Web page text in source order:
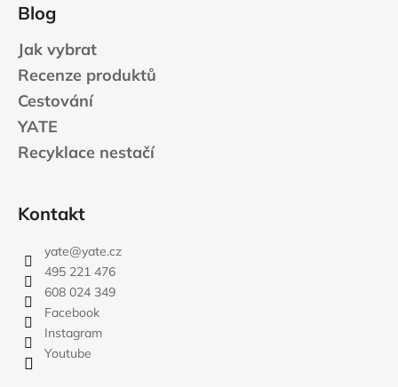
Blog
Jak vybrat
Recenze produktů
Cestování
YATE
Recyklace nestačí
Kontakt
yate@yate.cz
495 221 476
608 024 349
Facebook
Instagram
Youtube